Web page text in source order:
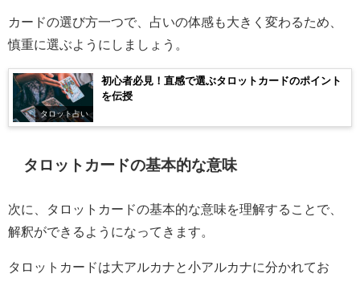
カードの選び方一つで、占いの体感も大きく変わるため、
慎重に選ぶようにしましょう。
タロット占い
初心者必見！直感で選ぶタロットカードのポイント
を伝授
タロットカードの基本的な意味
次に、タロットカードの基本的な意味を理解することで、
解釈ができるようになってきます。
タロットカードは大アルカナと小アルカナに分かれてお